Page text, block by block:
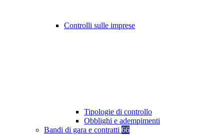
Controlli sulle imprese
Tipologie di controllo
Obblighi e adempimenti
Bandi di gara e contratti 66